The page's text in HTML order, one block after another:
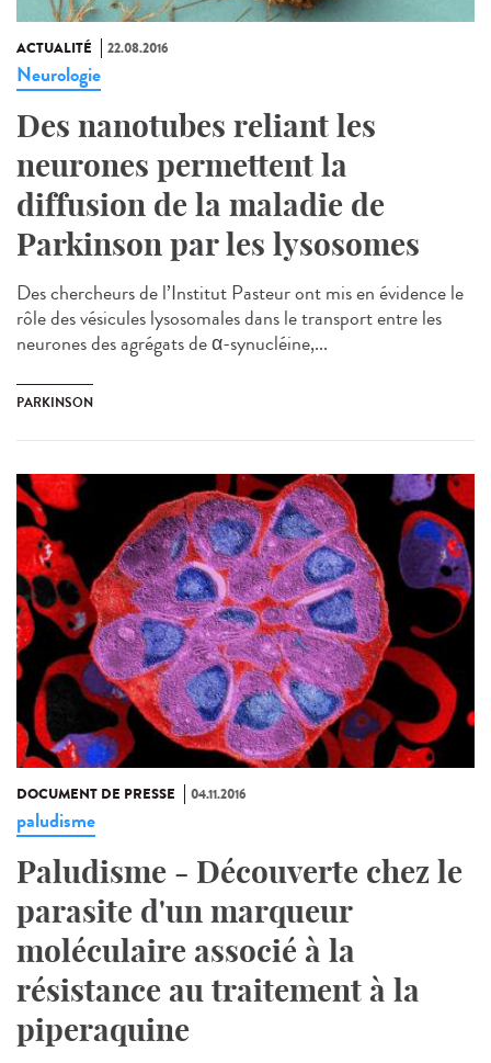
ACTUALITÉ 22.08.2016
Neurologie
Des nanotubes reliant les
neurones permettent la
diffusion de la maladie de
Parkinson par les lysosomes
Des chercheurs de l’Institut Pasteur ont mis en évidence le
rôle des vésicules lysosomales dans le transport entre les
neurones des agrégats de α-synucléine,...
PARKINSON
DOCUMENT DE PRESSE 04.11.2016
paludisme
Paludisme - Découverte chez le
parasite d'un marqueur
moléculaire associé à la
résistance au traitement à la
piperaquine